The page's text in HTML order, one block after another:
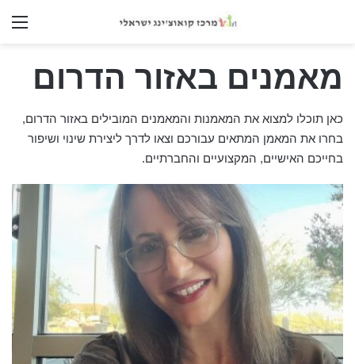
מאמנים באזור הדרום
כאן תוכלו למצוא את המאמנות והמאמנים המובילים באזור הדרום,
בחרו את המאמן המתאים עבורכם וצאו לדרך ליצירת שינוי ושיפור
בחייכם האישיים, המקצועיים והחברתיים.